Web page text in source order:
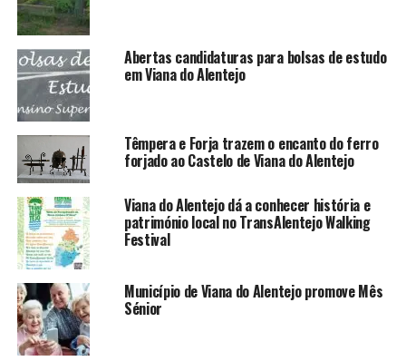
Abertas candidaturas para bolsas de estudo
em Viana do Alentejo
Têmpera e Forja trazem o encanto do ferro
forjado ao Castelo de Viana do Alentejo
Viana do Alentejo dá a conhecer história e
património local no TransAlentejo Walking
Festival
Município de Viana do Alentejo promove Mês
Sénior